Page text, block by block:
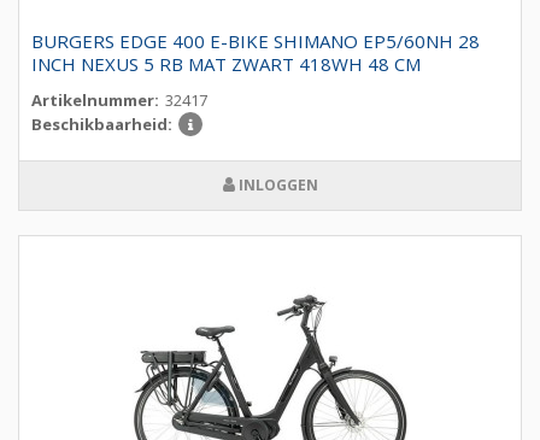
BURGERS EDGE 400 E-BIKE SHIMANO EP5/60NH 28
INCH NEXUS 5 RB MAT ZWART 418WH 48 CM
Artikelnummer: 32417
Beschikbaarheid:
INLOGGEN